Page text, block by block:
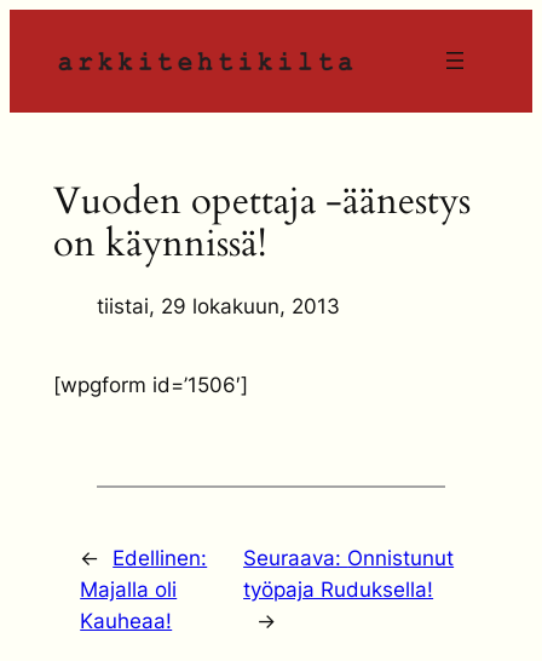
sisältöön
Vuoden opettaja -äänestys
on käynnissä!
tiistai, 29 lokakuun, 2013
[wpgform id=’1506′]
←
Edellinen:
Majalla oli
Kauheaa!
Seuraava: Onnistunut
työpaja Ruduksella!
→